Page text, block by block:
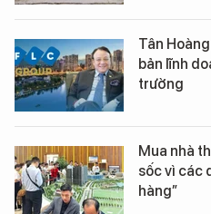
Tân
bản lĩnh
trường
Mua nhà
sốc vì các
hàng”